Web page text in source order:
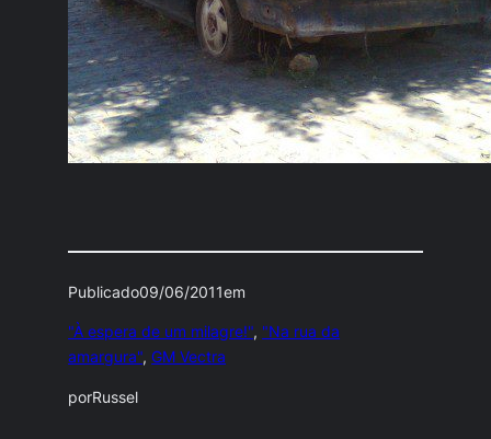
Publicado09/06/2011em
"À espera de um milagre!", "Na rua da
amargura", GM Vectra
porRussel